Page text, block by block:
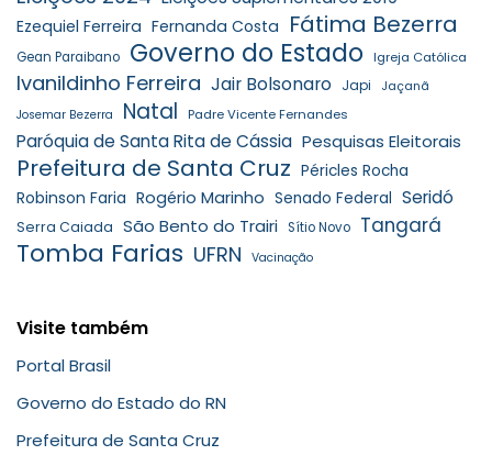
Ezequiel Ferreira Fernanda Costa Fátima Bezerra
Gean Paraibano Governo do Estado Igreja Católica
Ivanildinho Ferreira Jair Bolsonaro Japi Jaçanã
Josemar Bezerra Natal Padre Vicente Fernandes
Paróquia de Santa Rita de Cássia Pesquisas Eleitorais
Prefeitura de Santa Cruz Péricles Rocha
Robinson Faria Rogério Marinho Senado Federal Seridó
Serra Caiada São Bento do Trairi Sítio Novo Tangará
Tomba Farias UFRN Vacinação
Visite também
Portal Brasil
Governo do Estado do RN
Prefeitura de Santa Cruz